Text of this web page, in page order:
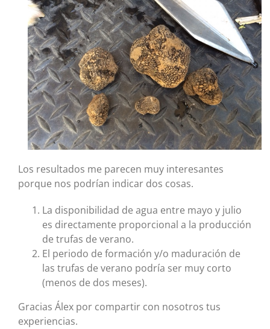
Los resultados me parecen muy interesantes
porque nos podrían indicar dos cosas.
La disponibilidad de agua entre mayo y julio
es directamente proporcional a la producción
de trufas de verano.
El periodo de formación y/o maduración de
las trufas de verano podría ser muy corto
(menos de dos meses).
Gracias Álex por compartir con nosotros tus
experiencias.